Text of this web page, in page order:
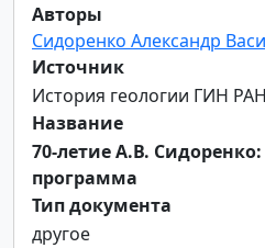
Авторы
Сидоренко Александр
Источник
История геологии ГИН РАН
Название
70-летие А.В.
программа
Тип документа
другое